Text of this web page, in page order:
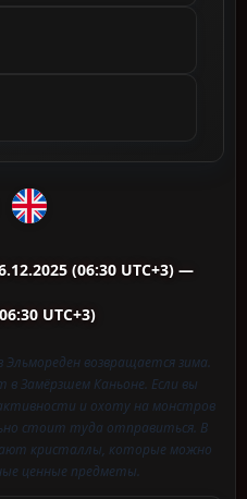
(06:30 UTC+3) —
UTC+3)
возвращается зима.
Замёрзшем Каньоне. Если вы
и охоту на монстров
стоит туда отправиться. В
кристаллы, которые можно
ценные предметы.